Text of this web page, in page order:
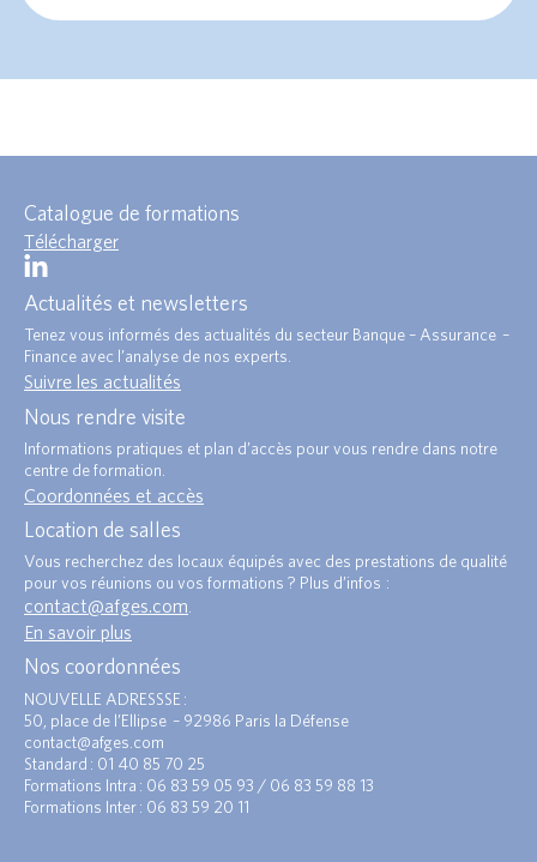
Catalogue de formations
Télécharger
Actualités et newsletters
Tenez vous informés des actualités du secteur Banque – Assurance –
Finance avec l’analyse de nos experts.
Suivre les actualités
Nous rendre visite
Informations pratiques et plan d’accès pour vous rendre dans notre
centre de formation.
Coordonnées et accès
Location de salles
Vous recherchez des locaux équipés avec des prestations de qualité
pour vos réunions ou vos formations ? Plus d’infos :
contact@afges.com
En savoir plus
Nos coordonnées
NOUVELLE ADRESSSE :
50, place de l’Ellipse – 92986 Paris la Défense
contact@afges.com
Standard : 01 40 85 70 25
Formations Intra : 06 83 59 05 93 / 06 83 59 88 13
Formations Inter : 06 83 59 20 11